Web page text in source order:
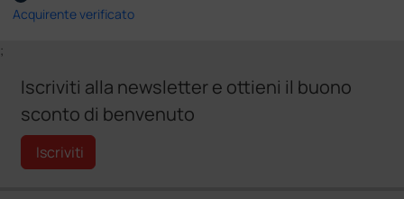
Acquirente verificato
;
Iscriviti alla newsletter e ottieni il buono
sconto di benvenuto
Iscriviti